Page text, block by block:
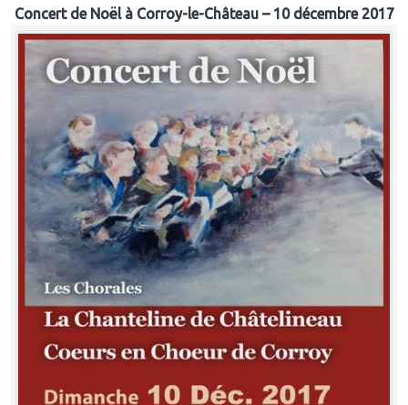
Concert de Noël à Corroy-le-Château – 10 décembre 2017